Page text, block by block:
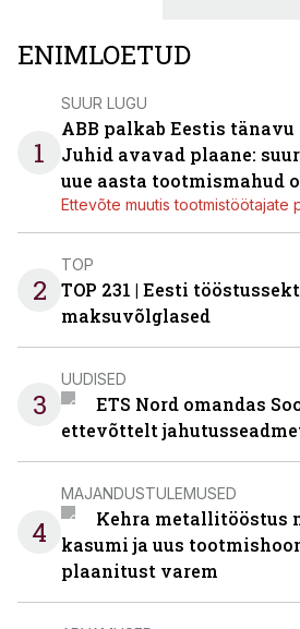
ENIMLOETUD
1
SUUR LUGU
ABB palkab Eestis
Juhid avavad plaane:
uue aasta tootmismahud
Ettevõte muutis tootmistöötajate
2
TOP
TOP 231 | Eesti
maksuvõlglased
3
UUDISED
ETS Nord omandas
ettevõttelt
4
MAJANDUSTULEMUSED
Kehra metallitööstus
kasumi ja uus
plaanitust varem